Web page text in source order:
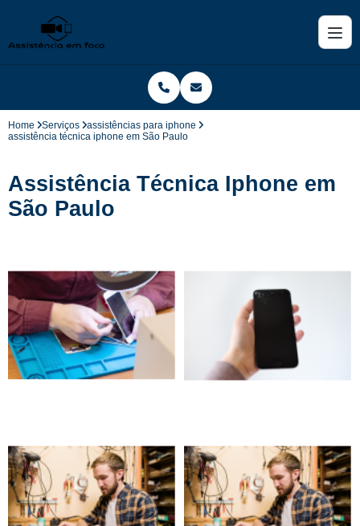
Home Serviços
assistências para iphone
assistência técnica iphone em São Paulo
Assistência Técnica Iphone em
São Paulo